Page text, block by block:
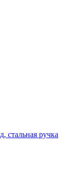
стальная ручка